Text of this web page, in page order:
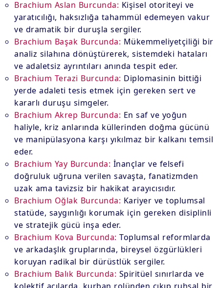
Brachium Aslan Burcunda: Kişisel otoriteyi ve
yaratıcılığı, haksızlığa tahammül edemeyen vakur
ve dramatik bir duruşla sergiler.
Brachium Başak Burcunda: Mükemmeliyetçiliği bir
analiz silahına dönüştürerek, sistemdeki hataları
ve adaletsiz ayrıntıları anında tespit eder.
Brachium Terazi Burcunda: Diplomasinin bittiği
yerde adaleti tesis etmek için gereken sert ve
kararlı duruşu simgeler.
Brachium Akrep Burcunda: En saf ve yoğun
haliyle, kriz anlarında küllerinden doğma gücünü
ve manipülasyona karşı yıkılmaz bir kalkanı temsil
eder.
Brachium Yay Burcunda: İnançlar ve felsefi
doğruluk uğruna verilen savaşta, fanatizmden
uzak ama tavizsiz bir hakikat arayıcısıdır.
Brachium Oğlak Burcunda: Kariyer ve toplumsal
statüde, saygınlığı korumak için gereken disiplinli
ve stratejik gücü inşa eder.
Brachium Kova Burcunda: Toplumsal reformlarda
ve arkadaşlık gruplarında, bireysel özgürlükleri
koruyan radikal bir dürüstlük sergiler.
Brachium Balık Burcunda: Spiritüel sınırlarda ve